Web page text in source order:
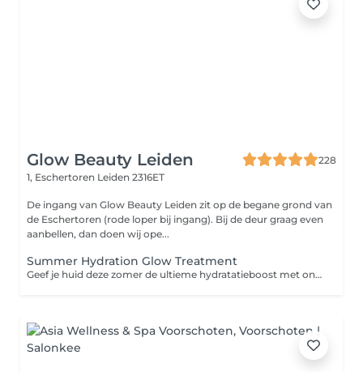
Glow Beauty Leiden
228
1, Eschertoren Leiden 2316ET
De ingang van Glow Beauty Leiden zit op de begane grond van
de Eschertoren (rode loper bij ingang). Bij de deur graag even
aanbellen, dan doen wij ope...
Summer Hydration Glow Treatment
Geef je huid deze zomer de ultieme hydratatieboost met onze Summer Hydration Glow Treatment. Tijdens deze behandeling starten we met een intensieve dieptereiniging en peeling met de Hydrafacial, waarbij dode huidcellen en onzuiverheden op milde wijze worden verwijderd. Daarna sluizen we een krachtig serum met antioxidanten en hydraterende werkstoffen diep in de huid. Het resultaat? Een frisse, gladde en intens gehydrateerde huid met een prachtige glow. Je huid voelt voller, soepeler en comfortabeler aan en wordt extra ondersteund tegen invloeden van buitenaf, zoals zon, warmte en uitdroging. Perfect als zomerbehandeling, vóór je vakantie of juist als herstelboost na veel zon. Inclusief een verzorgend product t.w.v. €35,- voor thuis, zodat je jouw summer glow ook na de behandeling kunt blijven behouden. Voor een stralende, gehydrateerde huid die klaar is voor de zomer.